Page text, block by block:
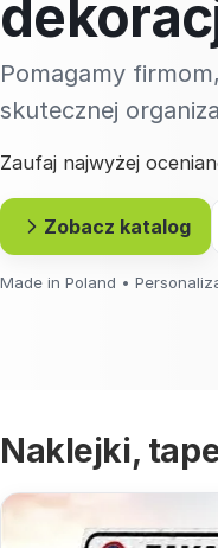
Pomagamy
skutecznej
Zaufaj najwyżej
Zobacz katalog
Made in Poland •
Naklejki,